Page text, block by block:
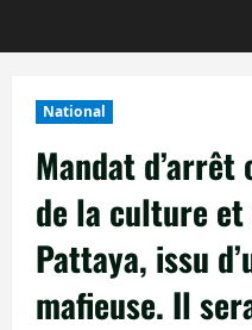
National
Mandat
de la culture
Pattaya, issu
mafieuse. Il